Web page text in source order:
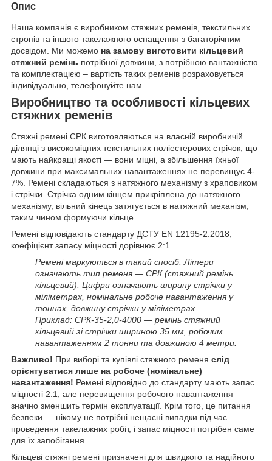
Опис
Наша компанія є виробником стяжних ременів, текстильних
стропів та іншого такелажного оснащення з багаторічним
досвідом. Ми можемо на замову виготовити кільцевий
стяжний ремінь потрібної довжини, з потрібною вантажністю
та комплектацією – вартість таких ременів розраховується
індивідуально, телефонуйте нам.
Виробництво та особливості кільцевих
стяжних ременів
Стяжні ремені СРК виготовляються на власній виробничій
ділянці з високоміцних текстильних поліестерових стрічок, що
мають найкращі якості — вони міцні, а збільшення їхньої
довжини при максимальних навантаженнях не перевищує 4-
7%. Ремені складаються з натяжного механізму з храповиком
і стрічки. Стрічка одним кінцем прикріплена до натяжного
механізму, вільний кінець затягується в натяжний механізм,
таким чином формуючи кільце.
Ремені відповідають стандарту ДСТУ EN 12195-2:2018,
коефіцієнт запасу міцності дорівнює 2:1.
Ремені маркуються в такий спосіб. Літери
означають тип ременя — СРК (стяжний ремінь
кільцевий). Цифри означають ширину стрічки у
міліметрах, номінальне робоче навантаження у
тоннах, довжину стрічки у міліметрах.
Приклад: СРК-35-2,0-4000 — ремінь стяжний
кільцевий зі стрічки шириною 35 мм, робочим
навантаженням 2 тонни та довжиною 4 метри.
Важливо! При виборі та купівлі стяжного ременя слід
орієнтуватися лише на робоче (номінальне)
навантаження! Ремені відповідно до стандарту мають запас
міцності 2:1, але перевищення робочого навантаження
значно зменшить термін експлуатації. Крім того, це питання
безпеки — нікому не потрібні нещасні випадки під час
проведення такелажних робіт, і запас міцності потрібен саме
для їх запобігання.
Кільцеві стяжні ремені призначені для швидкого та надійного